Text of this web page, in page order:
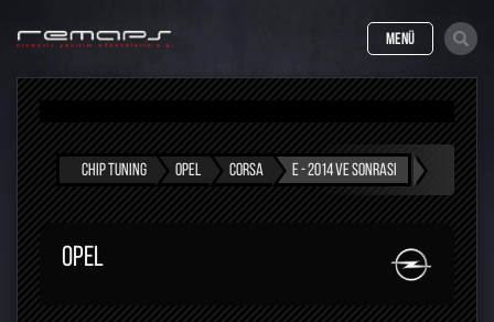
MENÜ
CHIP TUNING OPEL CORSA E - 2014 VE SONRASI
OPEL